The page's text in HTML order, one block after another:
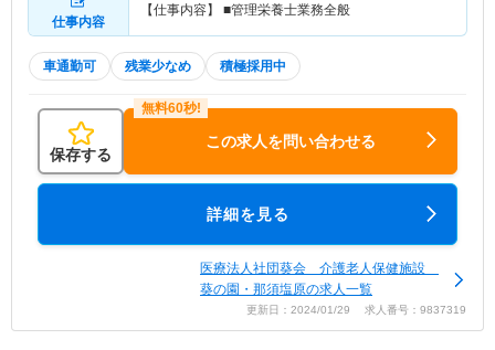
仕事内容
【仕事内容】 ■管理栄養士業務全般
車通勤可 残業少なめ 積極採用中
保存する
この求人を問い合わせる
詳細を見る
医療法人社団葵会 介護老人保健施設
葵の園・那須塩原の求人一覧
更新日：2024/01/29 求人番号：9837319